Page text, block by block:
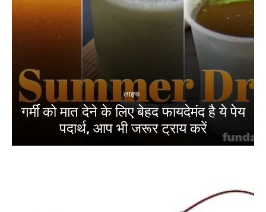
लाइफ
गर्मी को मात देने के लिए बेहद फायदेमंद है ये पेय
पदार्थ, आप भी जरूर ट्राय करें